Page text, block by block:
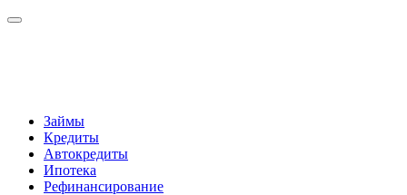
Займы
Кредиты
Автокредиты
Ипотека
Рефинансирование